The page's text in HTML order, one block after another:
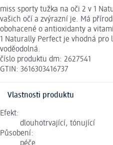
miss sporty tužka na oči 2 v 1
vašich očí a zvýrazní je. Má
obohacené o antioxidanty a
1 Naturally Perfect je vhodná pro
voděodolná.
číslo produktu dm: 2627541
GTIN: 3616303416737
Vlastnosti produktu
Efekt:
dlouhotrvající, tónující
Působení: